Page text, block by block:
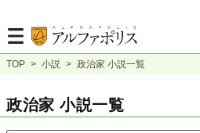
TOP > 小説 > 政治家 小説一覧
政治家 小説一覧